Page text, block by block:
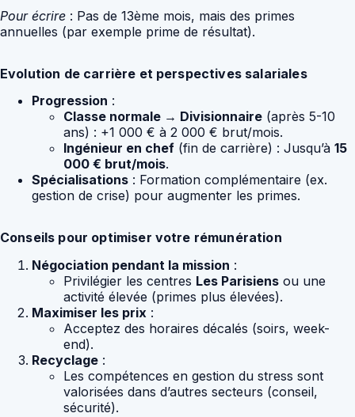
Pour écrire : Pas de 13ème mois, mais des primes
annuelles (par exemple prime de résultat).
Evolution de carrière et perspectives salariales
Progression :
Classe normale → Divisionnaire (après 5-10
ans) : +1 000 € à 2 000 € brut/mois.
Ingénieur en chef (fin de carrière) : Jusqu’à 15
000 € brut/mois.
Spécialisations : Formation complémentaire (ex.
gestion de crise) pour augmenter les primes.
Conseils pour optimiser votre rémunération
Négociation pendant la mission :
Privilégier les centres Les Parisiens ou une
activité élevée (primes plus élevées).
Maximiser les prix :
Acceptez des horaires décalés (soirs, week-
end).
Recyclage :
Les compétences en gestion du stress sont
valorisées dans d’autres secteurs (conseil,
sécurité).